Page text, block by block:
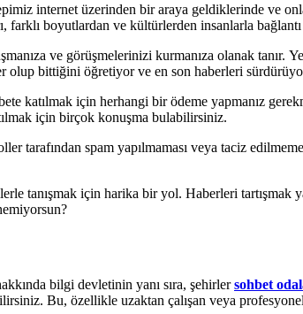
internet üzerinden bir araya geldiklerinde ve
farklı boyutlardan ve kültürlerden insanlarla
ve görüşmelerinizi kurmanıza olanak
olup bittiğini öğretiyor ve en son haberleri
katılmak için herhangi bir ödeme yapmanız
için birçok konuşma bulabilirsiniz.
tarafından spam yapılmaması veya taciz
tanışmak için harika bir yol. Haberleri tartışmak
bilgi devletinin yanı sıra, şehirlersohbet
Bu, özellikle uzaktan çalışan veya